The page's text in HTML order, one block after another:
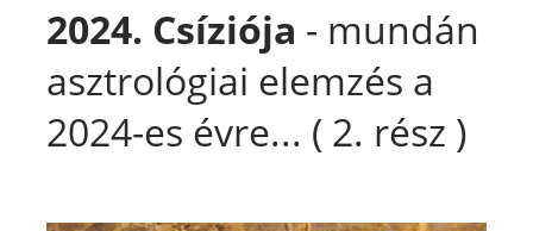
2024. Csíziója - mundán
asztrológiai elemzés a
2024-es évre... (2. rész )